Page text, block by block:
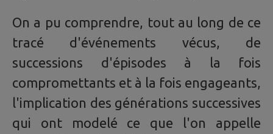
On a pu comprendre, tout au long de ce
tracé d'événements vécus, de
successions d'épisodes à la fois
compromettants et à la fois engageants,
l'implication des générations successives
qui ont modelé ce que l'on appelle